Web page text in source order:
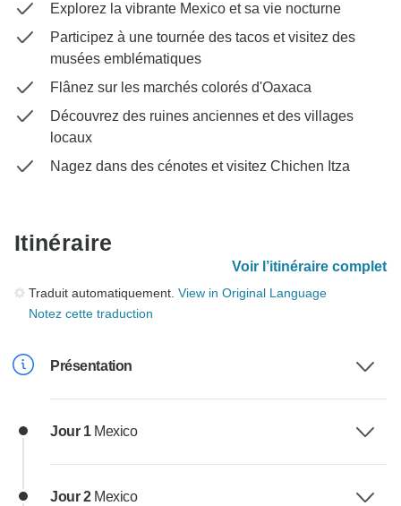
Explorez la vibrante Mexico et sa vie nocturne
Participez à une tournée des tacos et visitez des
musées emblématiques
Flânez sur les marchés colorés d'Oaxaca
Découvrez des ruines anciennes et des villages
locaux
Nagez dans des cénotes et visitez Chichen Itza
Itinéraire
Voir l’itinéraire complet
Traduit automatiquement. View in Original Language
Notez cette traduction
Présentation
Jour 1 Mexico
Jour 2 Mexico